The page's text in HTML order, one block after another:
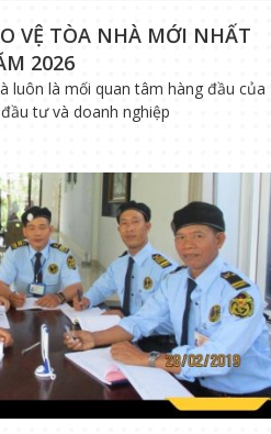
VỆ TÒA NHÀ MỚI NHẤT
2026
luôn là mối quan tâm hàng đầu của
tư và doanh nghiệp